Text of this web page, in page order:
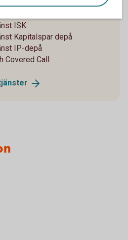
ISK
Kapitalspar depå
IP-depå
Covered Call